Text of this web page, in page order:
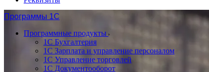
Программы 1С
Программные продукты
1С Бухгалтерия
1С Зарплата и управление персоналом
1С Управление торговлей
1С Документооборот